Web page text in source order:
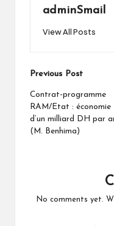
adminSmail
View All Posts
Post
navigation
Previous Post
Contrat-programme
RAM/Etat : économie
d’un milliard DH par
(M. Benhima)
No comments yet.